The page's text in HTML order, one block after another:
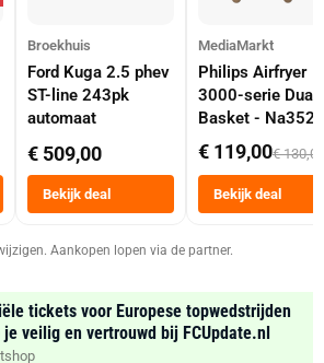
Broekhuis
Ford Kuga 2.5 phev
ST-line 243pk
automaat
€ 509,00
Bekijk deal
MediaMarkt
Philips Airfryer
3000-serie Dual
Basket -
Dubbele Mand 9
Tot 6 Personen
Heteluchtfriteuse
Zwart
€ 119,00€ 130,00
Bekijk deal
Aankopen lopen via de partner.
tickets voor Europese topwedstrijden
je veilig en vertrouwd bij FCUpdate.nl